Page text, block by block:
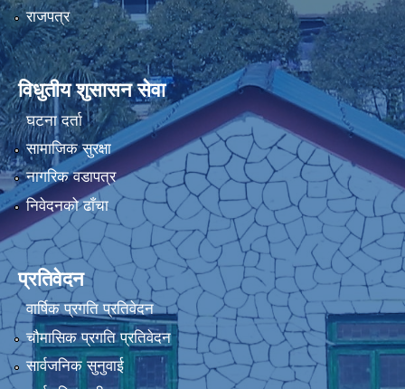
राजपत्र
विधुतीय शुसासन सेवा
घटना दर्ता
सामाजिक सुरक्षा
नागरिक वडापत्र
निवेदनको ढाँचा
प्रतिवेदन
वार्षिक प्रगति प्रतिवेदन
चौमासिक प्रगति प्रतिवेदन
सार्वजनिक सुनुवाई